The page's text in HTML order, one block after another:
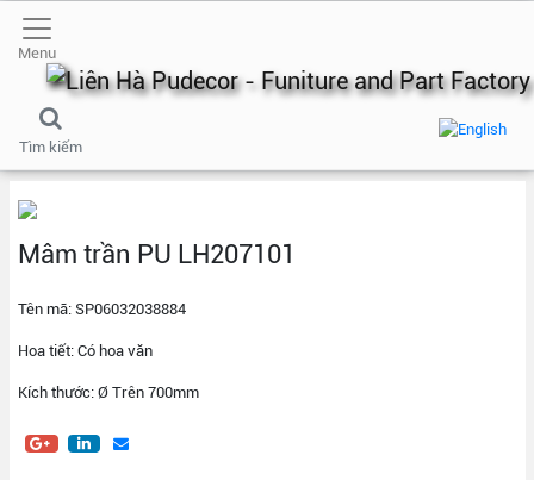
Menu
Tìm kiếm
Mâm trần PU LH207101
Tên mã: SP06032038884
Hoa tiết: Có hoa văn
Kích thước: Ø Trên 700mm